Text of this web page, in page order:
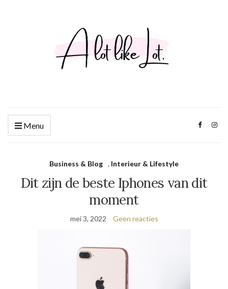
Menu
Business & Blog , Interieur & Lifestyle
Dit zijn de beste Iphones van dit
moment
mei 3, 2022 Geen reacties